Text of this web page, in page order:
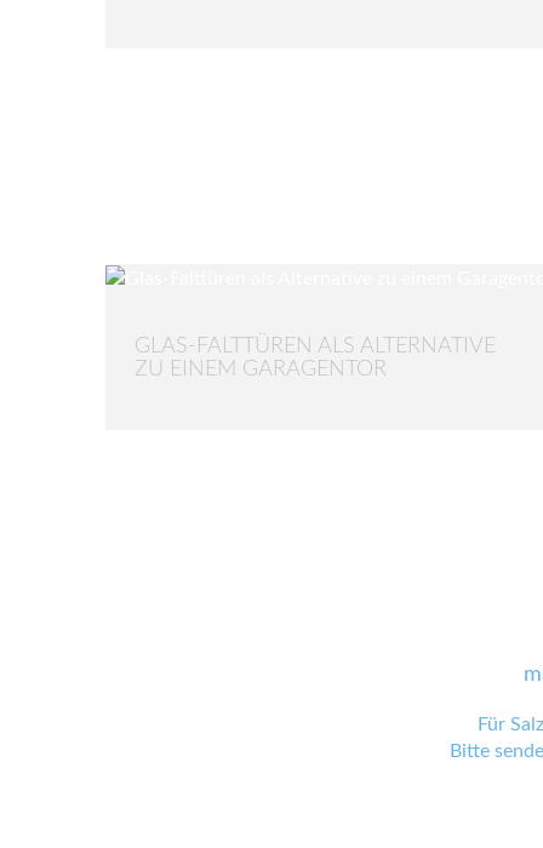
GLAS-FALTTÜREN ALS ALTERNATIVE
ZU EINEM GARAGENTOR
Für
Bitte